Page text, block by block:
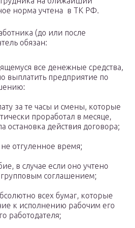
норма учтена в ТК РФ.
(до или после
обязан:
все денежные средства,
выплатить предприятие по
за те часы и смены, которые
проработал в месяце,
остановка действия договора;
отгуленное время;
в случае если оно учтено
соглашением;
всех бумаг, которые
к исполнению рабочим его
работодателя;